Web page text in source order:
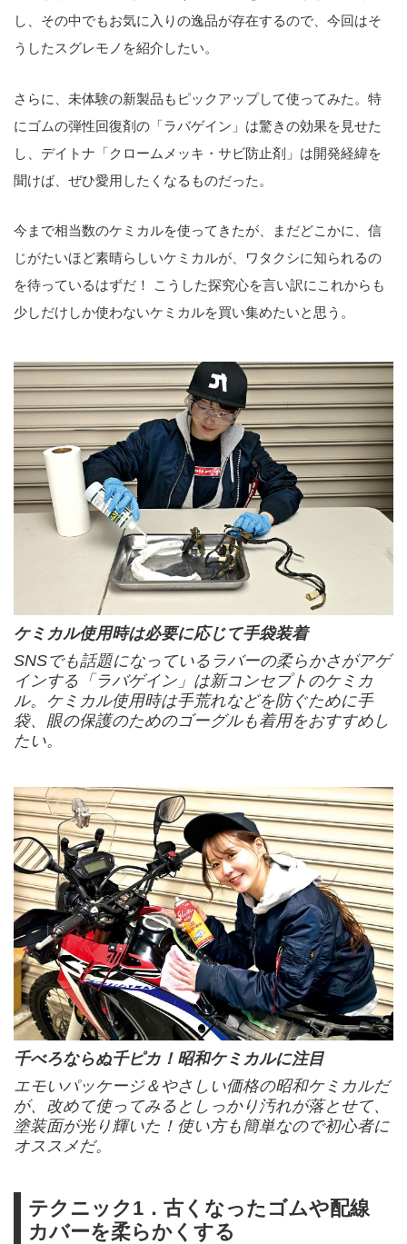
し、その中でもお気に入りの逸品が存在するので、今回はそ
うしたスグレモノを紹介したい。
さらに、未体験の新製品もピックアップして使ってみた。特
にゴムの弾性回復剤の「ラバゲイン」は驚きの効果を見せた
し、デイトナ「クロームメッキ・サビ防止剤」は開発経緯を
聞けば、ぜひ愛用したくなるものだった。
今まで相当数のケミカルを使ってきたが、まだどこかに、信
じがたいほど素晴らしいケミカルが、ワタクシに知られるの
を待っているはずだ！ こうした探究心を言い訳にこれからも
少しだけしか使わないケミカルを買い集めたいと思う。
ケミカル使用時は必要に応じて手袋装着
SNSでも話題になっているラバーの柔らかさがアゲ
インする「ラバゲイン」は新コンセプトのケミカ
ル。ケミカル使用時は手荒れなどを防ぐために手
袋、眼の保護のためのゴーグルも着用をおすすめし
たい。
千べろならぬ千ピカ！昭和ケミカルに注目
エモいパッケージ＆やさしい価格の昭和ケミカルだ
が、改めて使ってみるとしっかり汚れが落とせて、
塗装面が光り輝いた！使い方も簡単なので初心者に
オススメだ。
テクニック1．古くなったゴムや配線
カバーを柔らかくする